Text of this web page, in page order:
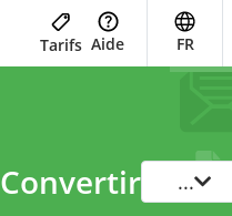
Tarifs Aide FR
Convertir ...